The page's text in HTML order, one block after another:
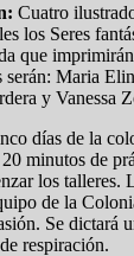
Cuatro
los Seres
que
serán: Maria
y Vanessa
días de la
minutos de
los talleres.
de la
Se dictará
respiración.